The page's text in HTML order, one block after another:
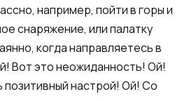
например, пойти в горы и
снаряжение, или палатку
когда направляетесь в
Вот это неожиданность! Ой!
позитивный настрой! Ой! Со